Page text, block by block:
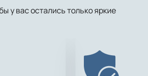
у вас остались только яркие